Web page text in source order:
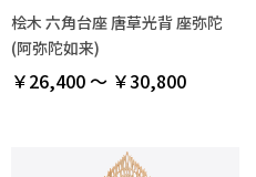
桧木 六角台座 唐草光背 座弥陀
(阿弥陀如来)
￥26,400 ～ ￥30,800